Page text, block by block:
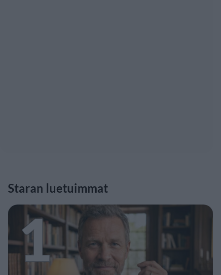
Staran luetuimmat
1